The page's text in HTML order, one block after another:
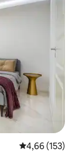
საშუალო
4,66 (153)